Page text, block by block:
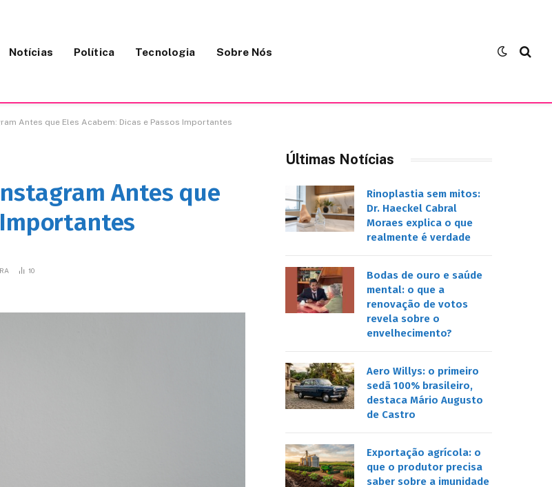
Notícias Política Tecnologia Sobre Nós
Antes que Eles Acabem: Dicas e Passos Importantes
Antes que
Importantes
10
Últimas Notícias
Rinoplastia sem mitos:
Dr. Haeckel Cabral
Moraes explica o que
realmente é verdade
Bodas de ouro e saúde
mental: o que a
renovação de votos
revela sobre o
envelhecimento?
Aero Willys: o primeiro
sedã 100% brasileiro,
destaca Mário Augusto
de Castro
Exportação agrícola: o
que o produtor precisa
saber sobre a imunidade